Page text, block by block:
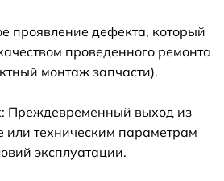
проявление дефекта, который
проведенного ремонта
монтаж запчасти).
Преждевременный выход из
или техническим параметрам
эксплуатации.